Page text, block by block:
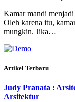
Kamar mandi
Oleh karena itu,
mungkin. Jika…
Artikel Terbaru
Judy Pranata :
Arsitektur